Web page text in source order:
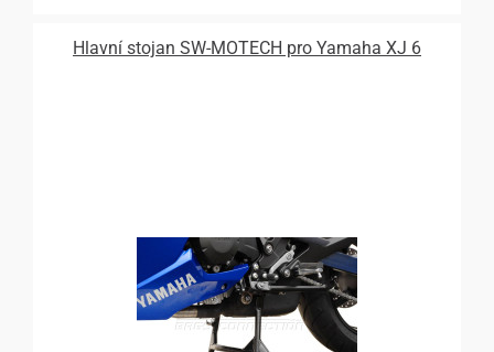
Hlavní stojan SW-MOTECH pro Yamaha XJ 6